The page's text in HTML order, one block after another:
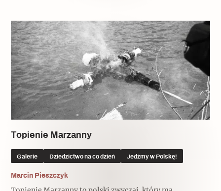
Archeologia
Popularne
Szyb pierwszej windy w Warszawie
Świat
Zabierz mapę na wakacje!
Topienie Marzanny
Galerie Dziedzictwo na co dzień Jedźmy w Polskę!
Marcin Pieszczyk